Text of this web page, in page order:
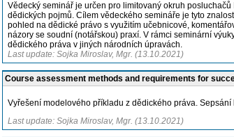
Vědecký seminář je určen pro limitovaný okruh
dědických pojmů. Cílem vědeckého semináře je tyto
pohled na dědické právo s využitím učebnicové,
názory se soudní (notářskou) praxí. V rámci seminární
dědického práva v jiných národních úpravách.
Last update: Sojka Miroslav, Mgr. (13.10.2021)
Course assessment methods and requirements for
Vyřešení modelového příkladu z dědického práva.
Last update: Sojka Miroslav, Mgr. (13.10.2021)